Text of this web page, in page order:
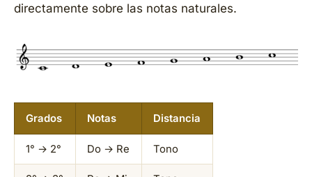
directamente sobre las notas naturales.
Grados Notas Distancia
1° → 2° Do → Re Tono